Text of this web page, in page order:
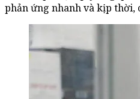
phản ứng nhanh và kịp thời,